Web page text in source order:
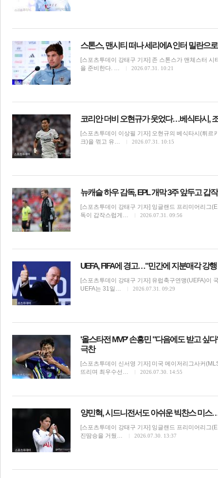
인
스톤스, 맨시티 떠나 세리에A 인터 밀란으
[스포츠투데이 강태구 기자] 존 스톤스가 맨체스터
을 준비한다. …
2026.07.31. 10:21
코리안 더비 오현규가 웃었다…베식타시,
[스포츠투데이 이상필 기자] 오현규의 베식타시(튀르
크)을 꺾고 유…
2026.07.31. 10:15
뉴캐슬 하우 감독, EPL 개막 3주 앞두고
[스포츠투데이 강태구 기자] 잉글랜드 프리미어리그
독이 갑작스럽게…
2026.07.31. 09:56
UEFA, FIFA에 경고…"민간에 지분매각 강
[스포츠투데이 강태구 기자] 유럽축구연맹(UEFA)이
UEFA는 31일…
2026.07.31. 09:29
'올스타전 MVP' 손흥민 "다음에도 받고 싶
극찬
[스포츠투데이 신서영 기자] 미국 메이저리그사커
뜨리며 최우수선…
2026.07.30. 14:55
양민혁, 시드니전서도 아쉬운 빅찬스 미스
[스포츠투데이 강태구 기자] 잉글랜드 프리미어리그
진땀승을 거뒀…
2026.07.30. 13:37